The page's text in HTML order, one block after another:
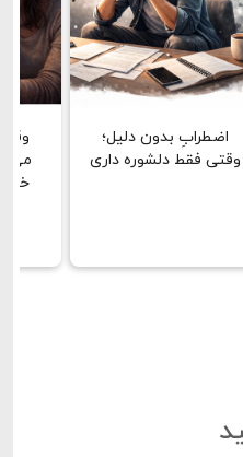
اضطرابِ بدون دلیل؛
وقتی فقط دلشوره داری
خشن